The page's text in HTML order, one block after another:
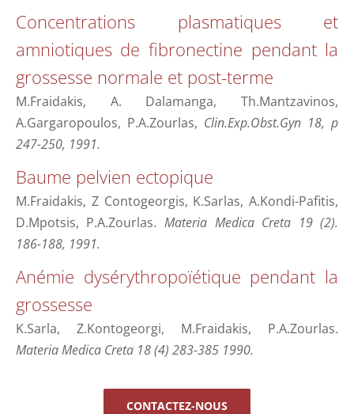
Concentrations plasmatiques et
amniotiques de fibronectine pendant la
grossesse normale et post-terme
M.Fraidakis, A. Dalamanga, Th.Mantzavinos,
A.Gargaropoulos, P.A.Zourlas, Clin.Exp.Obst.Gyn 18, p
247-250, 1991.
Baume pelvien ectopique
M.Fraidakis, Z Contogeorgis, K.Sarlas, A.Kondi-Pafitis,
D.Mpotsis, P.A.Zourlas. Materia Medica Creta 19 (2).
186-188, 1991.
Anémie dysérythropoïétique pendant la
grossesse
K.Sarla, Z.Kontogeorgi, M.Fraidakis, P.A.Zourlas.
Materia Medica Creta 18 (4) 283-385 1990.
CONTACTEZ-NOUS